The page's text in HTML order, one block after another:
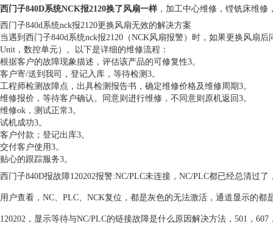
西门子840D系统NCK报2120换了风扇一样，加工中心维修，镗铣床维修
西门子840d系统nck报2120更换风扇无效的解决方案
当遇到西门子840d系统nck报2120（NCK风扇报警）时，如果更换风扇
Unit，数控单元）。以下是详细的维修流程：
根据客户的故障现象描述，评估该产品的可修复性3。
客户寄/送到我司，登记入库，等待检测3。
工程师检测故障点，出具检测报告书，确定维修价格及维修周期3。
维修报价，等待客户确认。同意则进行维修，不同意则原机返回3。
维修ok，测试正常3。
试机成功3。
客户付款；登记出库3。
交付客户使用3。
贴心的跟踪服务3。
西门子840D报故障120202报警:NC/PLC未连接，NC/PLC都已经总清过
用户查看，NC、PLC、NCK复位，都是灰色的无法激活，通道显示的
120202，显示等待与NC/PLC的链接故障是什么原因解决方法，501，